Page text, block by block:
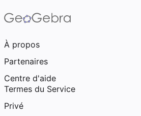
À propos
Partenaires
Centre d'aide
Termes du Service
Privé